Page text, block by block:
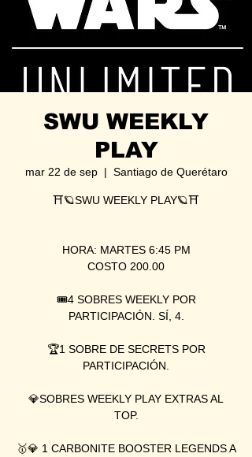
SWU WEEKLY
PLAY
mar 22 de sep
  |
Santiago de Querétaro
⛩🪐SWU WEEKLY PLAY🪐⛩
HORA: MARTES 6:45 PM
COSTO 200.00
🎟4 SOBRES WEEKLY POR
PARTICIPACIÓN. SÍ, 4.
🏆1 SOBRE DE SECRETS POR
PARTICIPACIÓN.
💎SOBRES WEEKLY PLAY EXTRAS AL
TOP.
🥇💎 1 CARBONITE BOOSTER LEGENDS A